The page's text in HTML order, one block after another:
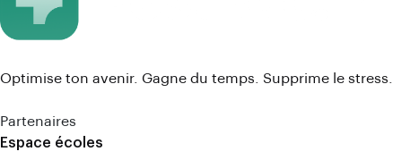
Optimise ton avenir. Gagne du temps. Supprime le stress.
Partenaires
Espace écoles